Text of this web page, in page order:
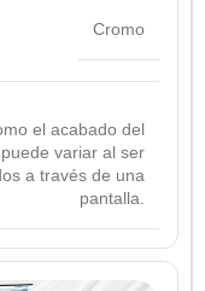
Cromo
el acabado del
variar al ser
a través de una
pantalla.